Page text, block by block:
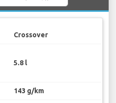
Crossover
5.8 l
143 g/km